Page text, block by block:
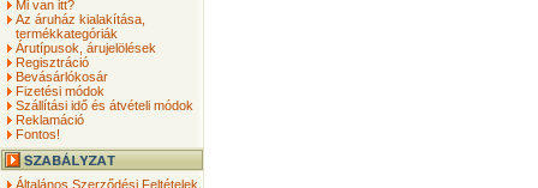
Mi van itt?
Az áruház kialakítása,
termékkategóriák
Árutípusok, árujelölések
Regisztráció
Bevásárlókosár
Fizetési módok
Szállítási idő és átvételi módok
Reklamáció
Fontos!
Általános Szerződési Feltételek